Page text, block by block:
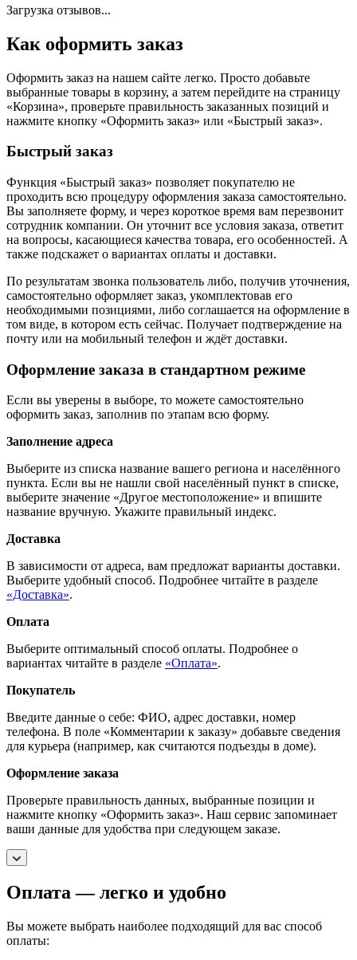
Загрузка отзывов...
Как оформить заказ
Оформить заказ на нашем сайте легко. Просто добавьте
выбранные товары в корзину, а затем перейдите на страницу
«Корзина», проверьте правильность заказанных позиций и
нажмите кнопку «Оформить заказ» или «Быстрый заказ».
Быстрый заказ
Функция «Быстрый заказ» позволяет покупателю не
проходить всю процедуру оформления заказа самостоятельно.
Вы заполняете форму, и через короткое время вам перезвонит
сотрудник компании. Он уточнит все условия заказа, ответит
на вопросы, касающиеся качества товара, его особенностей. А
также подскажет о вариантах оплаты и доставки.
По результатам звонка пользователь либо, получив уточнения,
самостоятельно оформляет заказ, укомплектовав его
необходимыми позициями, либо соглашается на оформление в
том виде, в котором есть сейчас. Получает подтверждение на
почту или на мобильный телефон и ждёт доставки.
Оформление заказа в стандартном режиме
Если вы уверены в выборе, то можете самостоятельно
оформить заказ, заполнив по этапам всю форму.
Заполнение адреса
Выберите из списка название вашего региона и населённого
пункта. Если вы не нашли свой населённый пункт в списке,
выберите значение «Другое местоположение» и впишите
название вручную. Укажите правильный индекс.
Доставка
В зависимости от адреса, вам предложат варианты доставки.
Выберите удобный способ. Подробнее читайте в разделе
«Доставка».
Оплата
Выберите оптимальный способ оплаты. Подробнее о
вариантах читайте в разделе «Оплата».
Покупатель
Введите данные о себе: ФИО, адрес доставки, номер
телефона. В поле «Комментарии к заказу» добавьте сведения
для курьера (например, как считаются подъезды в доме).
Оформление заказа
Проверьте правильность данных, выбранные позиции и
нажмите кнопку «Оформить заказ». Наш сервис запоминает
ваши данные для удобства при следующем заказе.
Оплата — легко и удобно
Вы можете выбрать наиболее подходящий для вас способ
оплаты: